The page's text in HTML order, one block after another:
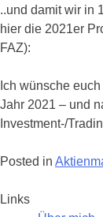
..und damit wir in
hier die 2021er
FAZ):
Ich wünsche
Jahr 2021 – und
Investment-/
Posted in
Links